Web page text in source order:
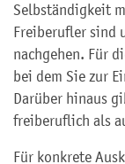
Selbständigkeit
Freiberufler sind
nachgehen. Für
bei dem Sie zur
Darüber hinaus
freiberuflich als
Für konkrete